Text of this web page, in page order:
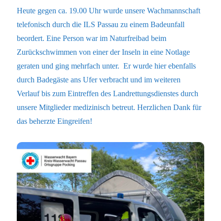
Heute gegen ca. 19.00 Uhr wurde unsere Wachmannschaft
telefonisch durch die ILS Passau zu einem Badeunfall
beordert. Eine Person war im Naturfreibad beim
Zurückschwimmen von einer der Inseln in eine Notlage
geraten und ging mehrfach unter. Er wurde hier ebenfalls
durch Badegäste ans Ufer verbracht und im weiteren
Verlauf bis zum Eintreffen des Landrettungsdienstes durch
unsere Mitglieder medizinisch betreut. Herzlichen Dank für
das beherzte Eingreifen!